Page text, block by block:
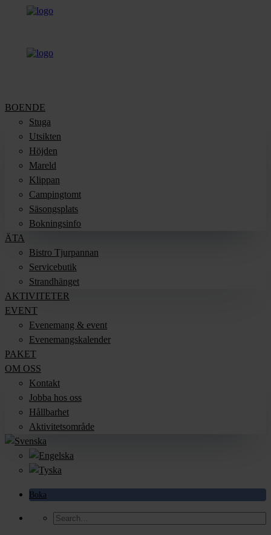
BOENDE
Stuga
Utsikten
Höjden
Mareld
Klippan
Campingtomt
Säsongsplats
Bokningsinfo
ÄTA
Bistro Tjurpannan
Servicebutik
Strandhänget
AKTIVITETER
EVENT
Evenemang & event
Evenemangskalender
PAKET
OM OSS
Kontakt
Jobba hos oss
Hållbarhet
Aktivitetsområde
Boka